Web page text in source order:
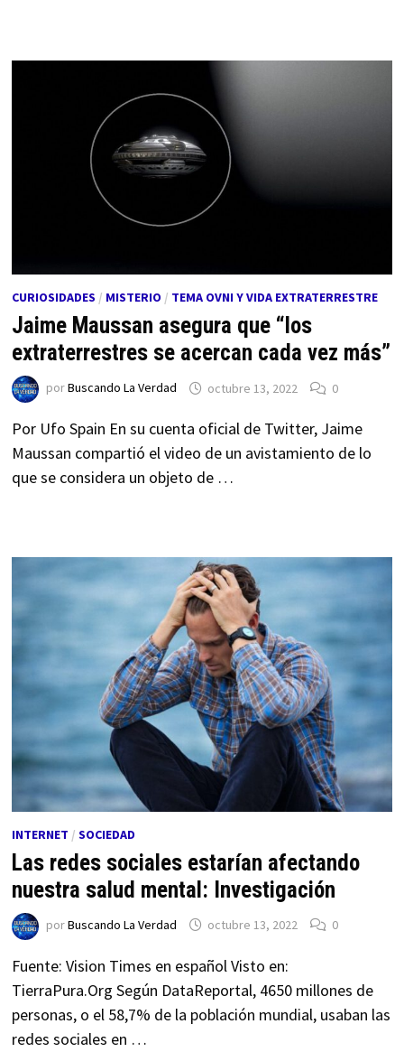
CURIOSIDADES / MISTERIO / TEMA OVNI Y VIDA EXTRATERRESTRE
Jaime Maussan asegura que “los
extraterrestres se acercan cada vez más”
porBuscando La Verdad octubre 13, 2022 0
Por Ufo Spain En su cuenta oficial de Twitter, Jaime
Maussan compartió el video de un avistamiento de lo
que se considera un objeto de …
INTERNET / SOCIEDAD
Las redes sociales estarían afectando
nuestra salud mental: Investigación
porBuscando La Verdad octubre 13, 2022 0
Fuente: Vision Times en español Visto en:
TierraPura.Org Según DataReportal, 4650 millones de
personas, o el 58,7% de la población mundial, usaban las
redes sociales en …